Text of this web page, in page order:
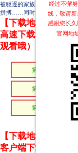
经过不懈
线，敬请新
感谢您长
官网地
被驱逐的家族。为了生存，
拼搏……同时还要隐藏一个困
【下载地址】本站
高速下载和在线播
观看哦）
第06集
第04集
第02集
【下载地址】
客户端下载